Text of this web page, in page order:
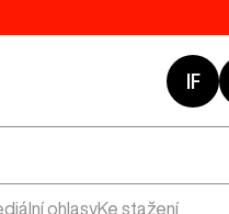
IF
ohlasyKe stažení